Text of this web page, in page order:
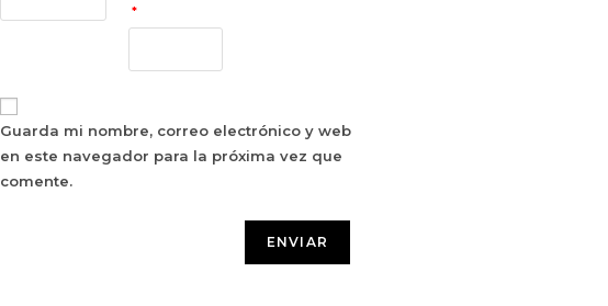
*
Guarda mi nombre, correo electrónico y web
en este navegador para la próxima vez que
comente.